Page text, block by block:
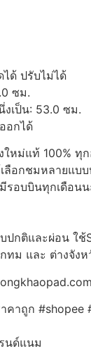
ได้ ปรับไม่ได้
ซม.
งเป็น: 53.0 ซม.
อกได้
ใหม่แท้ 100% ทุ
ลือกชมหลายแบ
อบบินทุกเดือนน
ปกติและผ่อน ใช้
ทม และ ต่างจังห
คาถูก #shopee
นด์แนม